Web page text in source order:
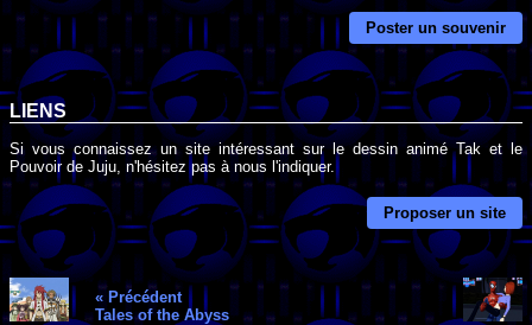
Poster un souvenir
LIENS
Si vous connaissez un site intéressant sur le dessin animé Tak et le
Pouvoir de Juju, n'hésitez pas à nous l'indiquer.
Proposer un site
« Précédent
Tales of the Abyss